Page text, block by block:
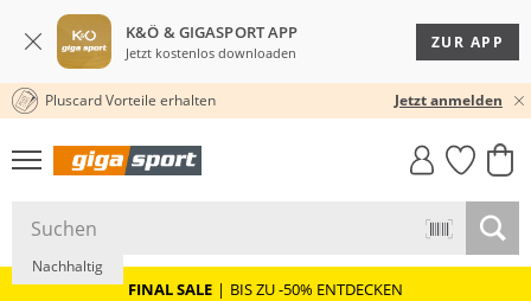
K&Ö & GIGASPORT APP
Jetzt kostenlos downloaden
ZUR APP
30 TAGE RÜCKGABERECHT
Pluscard Vorteile erhalten Jetzt anmelden
GIGASTYLE
FAHRRAD­
MUST-HAVE
FINAL SALE | BIS ZU -50% ENTDECKEN
Nachhaltig